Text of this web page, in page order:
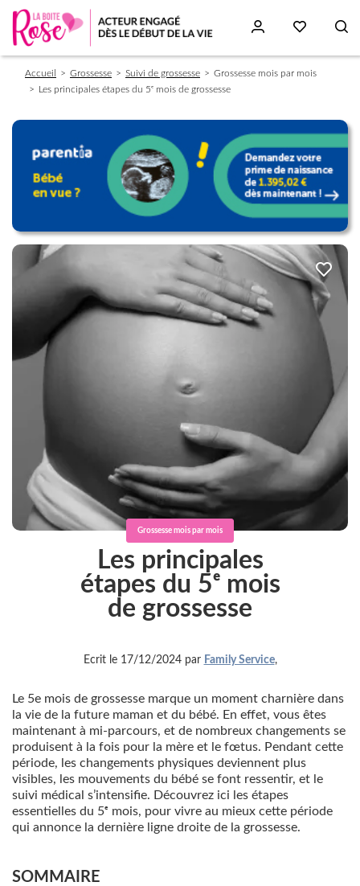
d'Ariane
Accueil Grossesse Suivi de grossesse
Grossesse mois par mois
Les principales étapes du 5ᵉ mois de grossesse
Grossesse mois par mois
Les principales
étapes du 5ᵉ mois
de grossesse
Ecrit le 17/12/2024 par Family Service,
Le 5e mois de grossesse marque un moment charnière dans
la vie de la future maman et du bébé. En effet, vous êtes
maintenant à mi-parcours, et de nombreux changements se
produisent à la fois pour la mère et le fœtus. Pendant cette
période, les changements physiques deviennent plus
visibles, les mouvements du bébé se font ressentir, et le
suivi médical s’intensifie. Découvrez ici les étapes
essentielles du 5ᵉ mois, pour vivre au mieux cette période
qui annonce la dernière ligne droite de la grossesse.
SOMMAIRE